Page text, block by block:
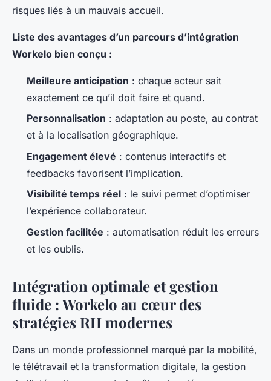
risques liés à un mauvais accueil.
Liste des avantages d’un parcours d’intégration
Workelo bien conçu :
Meilleure anticipation : chaque acteur sait
exactement ce qu’il doit faire et quand.
Personnalisation : adaptation au poste, au contrat
et à la localisation géographique.
Engagement élevé : contenus interactifs et
feedbacks favorisent l’implication.
Visibilité temps réel : le suivi permet d’optimiser
l’expérience collaborateur.
Gestion facilitée : automatisation réduit les erreurs
et les oublis.
Intégration optimale et gestion
fluide : Workelo au cœur des
stratégies RH modernes
Dans un monde professionnel marqué par la mobilité,
le télétravail et la transformation digitale, la gestion